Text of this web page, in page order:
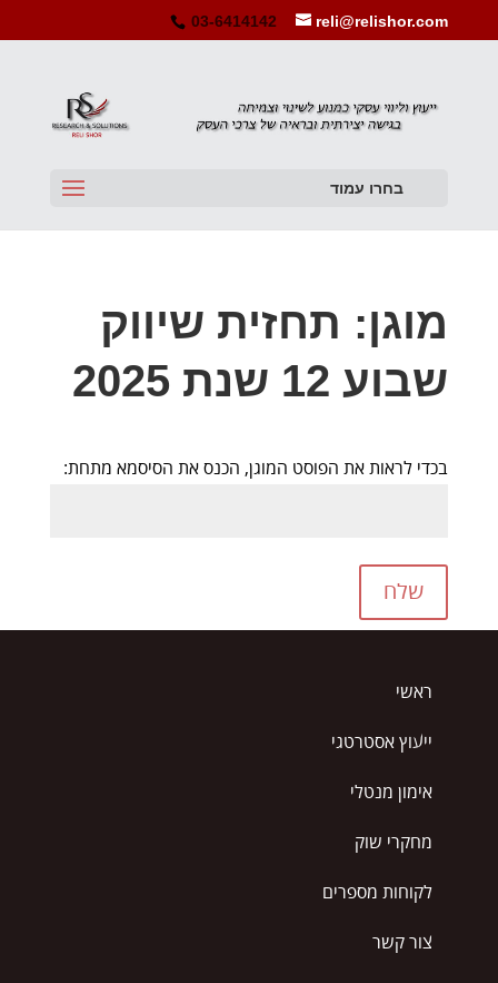
03-6414142 reli@relishor.com
בחרו עמוד
מוגן: תחזית שיווק
שבוע 12 שנת 2025
בכדי לראות את הפוסט המוגן, הכנס את הסיסמא מתחת:
שלח
ראשי
ייעוץ אסטרטגי
אימון מנטלי
מחקרי שוק
לקוחות מספרים
צור קשר